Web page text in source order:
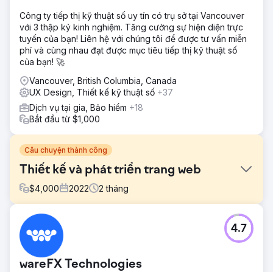
Công ty tiếp thị kỹ thuật số uy tín có trụ sở tại Vancouver
với 3 thập kỷ kinh nghiệm. Tăng cường sự hiện diện trực
tuyến của bạn! Liên hệ với chúng tôi để được tư vấn miễn
phí và cùng nhau đạt được mục tiêu tiếp thị kỹ thuật số
của bạn! 🚀
Vancouver, British Columbia, Canada
UX Design, Thiết kế kỹ thuật số +37
Dịch vụ tại gia, Bảo hiểm +18
Bắt đầu từ $1,000
Câu chuyện thành công
Thiết kế và phát triển trang web
$4,000 2022 2 tháng
Thử thách
Tôi đang tìm ai đó biến tầm nhìn của tôi thành hiện thực và
sắp xếp trực quan tất cả các tác phẩm của tôi theo cách
có ý nghĩa đối với người dùng trực tuyến.
wareFX Technologies
4.7